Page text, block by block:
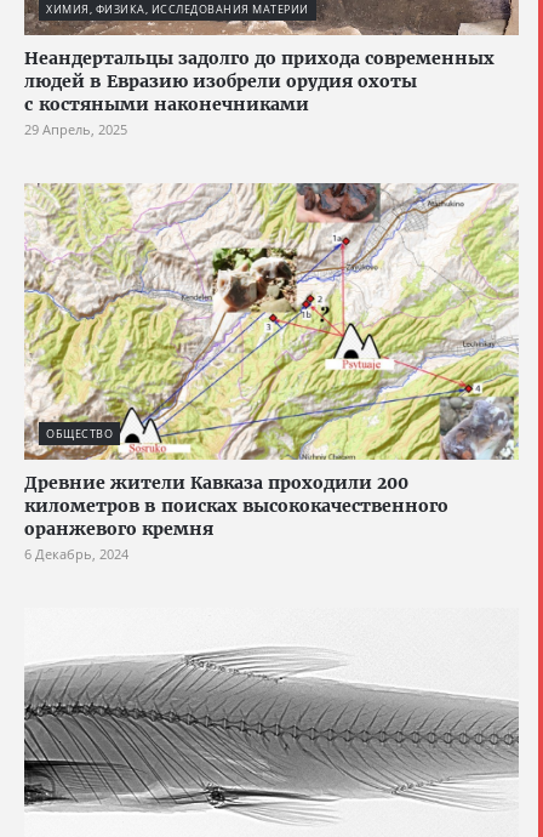
ХИМИЯ, ФИЗИКА, ИССЛЕДОВАНИЯ МАТЕРИИ
Неандертальцы задолго до прихода современных
людей в Евразию изобрели орудия охоты
с костяными наконечниками
29 Апрель, 2025
ОБЩЕСТВО
Древние жители Кавказа проходили 200
километров в поисках высококачественного
оранжевого кремня
6 Декабрь, 2024